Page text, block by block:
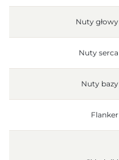
Nuty głowy
Nuty serca
Nuty bazy
Flanker